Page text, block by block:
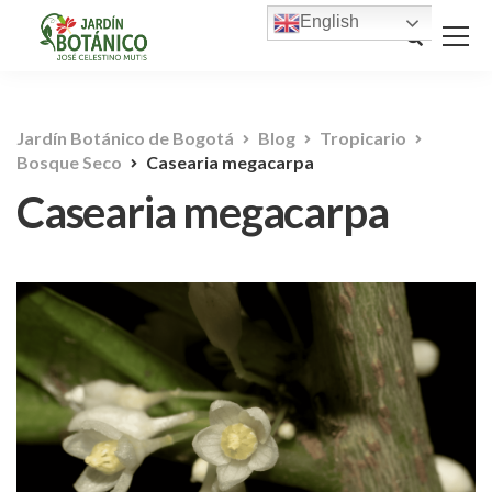
Jardín Botánico de Bogotá Blog
Tropicario
Bosque Seco
Casearia megacarpa
Casearia megacarpa
English